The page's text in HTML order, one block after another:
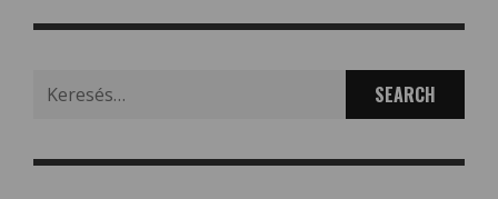
for: